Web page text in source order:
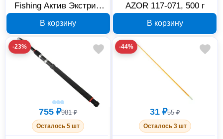
Fishing Актив Экстрим
В корзину
AZOR 117-071, 500 г
В корзину
-23%
755 ₽981 ₽
Осталось 5 шт
-44%
31 ₽55 ₽
Осталось 3 шт